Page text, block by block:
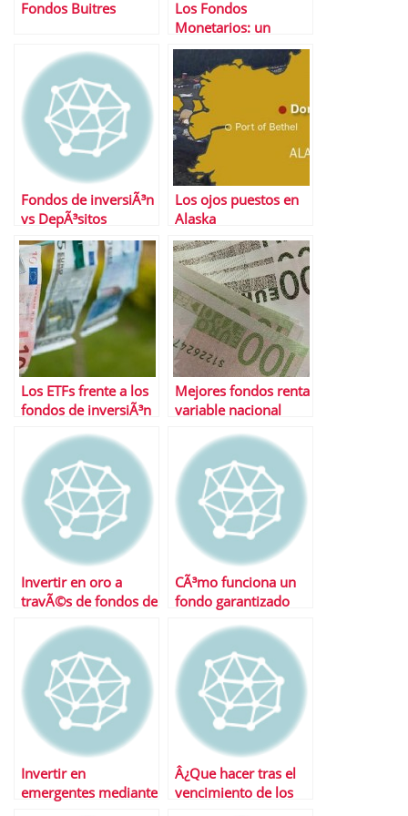
Fondos Buitres
Los Fondos
Monetarios: un
negocio solo para la
gestora
Fondos de inversiÃ³n
vs DepÃ³sitos
Los ojos puestos en
Alaska
Los ETFs frente a los
fondos de inversiÃ³n
Mejores fondos renta
variable nacional
Invertir en oro a
travÃ©s de fondos de
CÃ³mo funciona un
fondo garantizado
Invertir en
emergentes mediante
Â¿Que hacer tras el
vencimiento de los